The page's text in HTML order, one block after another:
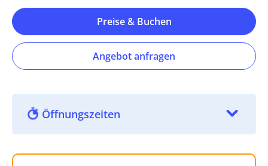
Preise & Buchen
Angebot anfragen
Öffnungszeiten